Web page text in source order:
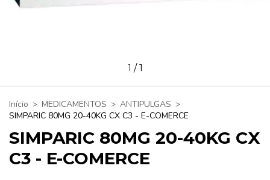
1 /1
Início > MEDICAMENTOS > ANTIPULGAS >
SIMPARIC 80MG 20-40KG CX C3 - E-COMERCE
SIMPARIC 80MG 20-40KG CX
C3 - E-COMERCE